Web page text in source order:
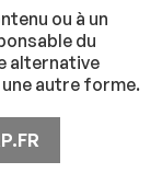
ou à un
du
alternative
autre forme.